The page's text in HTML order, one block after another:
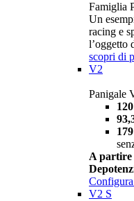
Famiglia
Un
racing e
l’oggetto
scopri di
V2
Panigale
A partire
Configura
V2 S